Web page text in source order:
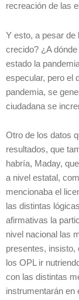
recreación de las
Y esto, a pesar de
crecido? ¿A
estado la
especular, pero el
pandemia, se
ciudadana se
Otro de los datos
resultados, que
habría, Maday,
a nivel estatal,
mencionaba el
las distintas
afirmativas la
nivel nacional las
presentes, insisto,
los OPL ir
con las distintas
instrumentarán en